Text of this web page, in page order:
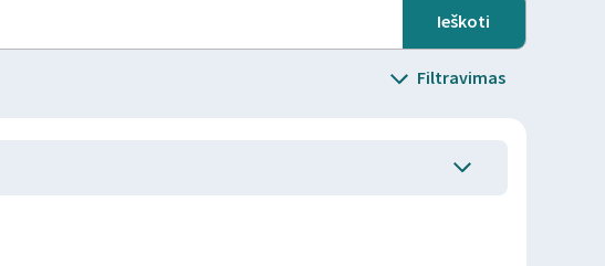
Filtravimas